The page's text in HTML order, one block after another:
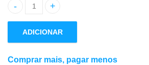
Quantidade de 1.7" Yasha Shrimp Goby
ADICIONAR
Comprar mais, pagar menos